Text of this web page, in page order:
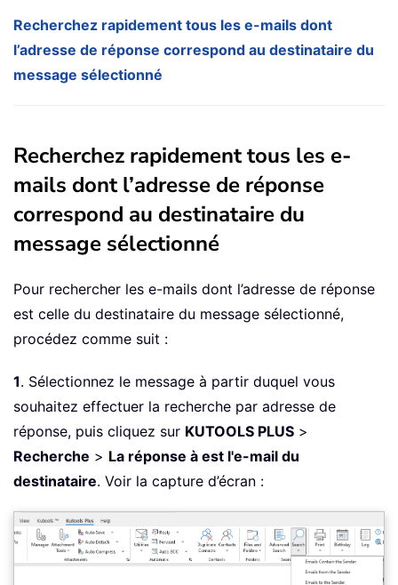
Recherchez rapidement tous les e-mails dont
l’adresse de réponse correspond au destinataire du
message sélectionné
Recherchez rapidement tous les e-
mails dont l’adresse de réponse
correspond au destinataire du
message sélectionné
Pour rechercher les e-mails dont l’adresse de réponse
est celle du destinataire du message sélectionné,
procédez comme suit :
1. Sélectionnez le message à partir duquel vous
souhaitez effectuer la recherche par adresse de
réponse, puis cliquez sur KUTOOLS PLUS >
Recherche > La réponse à est l'e-mail du
destinataire. Voir la capture d’écran :